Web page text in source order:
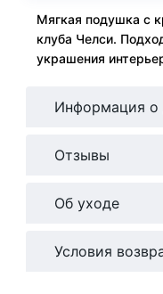
Мягкая подушка с
клуба Челси.
украшения
Информация о
Отзывы
Об уходе
Условия